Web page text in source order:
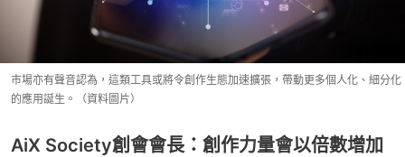
市場亦有聲音認為，這類工具或將令創作生態加速擴張，帶動更多個人化、細分化
的應用誕生。（資料圖片）
AiX Society創會會長：創作力量會以倍數增加